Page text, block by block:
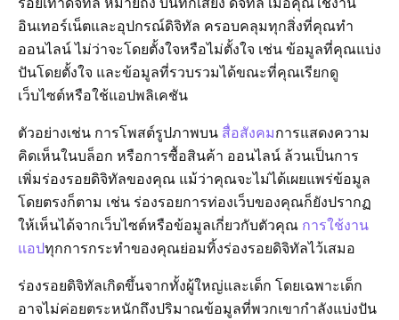
อินเทอร์เน็ตและอุปกรณ์ดิจิทัล ครอบคลุมทุกสิ่งที่คุณทำ
ออนไลน์ ไม่ว่าจะโดยตั้งใจหรือไม่ตั้งใจ เช่น ข้อมูลที่คุณแบ่ง
ปันโดยตั้งใจ และข้อมูลที่รวบรวมได้ขณะที่คุณเรียกดู
เว็บไซต์หรือใช้แอปพลิเคชัน
ตัวอย่างเช่น การโพสต์รูปภาพบน สื่อสังคมการแสดงความ
คิดเห็นในบล็อก หรือการซื้อสินค้า ออนไลน์ ล้วนเป็นการ
เพิ่มร่องรอยดิจิทัลของคุณ แม้ว่าคุณจะไม่ได้เผยแพร่ข้อมูล
โดยตรงก็ตาม เช่น ร่องรอยการท่องเว็บของคุณก็ยังปรากฏ
ให้เห็นได้จากเว็บไซต์หรือข้อมูลเกี่ยวกับตัวคุณ การใช้งาน
แอปทุกการกระทำของคุณย่อมทิ้งร่องรอยดิจิทัลไว้เสมอ
ร่องรอยดิจิทัลเกิดขึ้นจากทั้งผู้ใหญ่และเด็ก โดยเฉพาะเด็ก
อาจไม่ค่อยตระหนักถึงปริมาณข้อมูลที่พวกเขากำลังแบ่งปัน